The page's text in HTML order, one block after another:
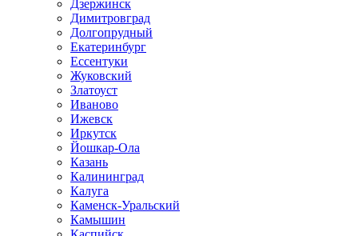
Дзержинск
Димитровград
Долгопрудный
Екатеринбург
Ессентуки
Жуковский
Златоуст
Иваново
Ижевск
Иркутск
Йошкар-Ола
Казань
Калининград
Калуга
Каменск-Уральский
Камышин